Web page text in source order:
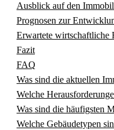
Ausblick auf den
Prognosen zur
Erwartete wirtschaftliche
Fazit
FAQ
Was sind die aktuellen
Welche
Was sind die häufigsten
Welche Gebäudetypen